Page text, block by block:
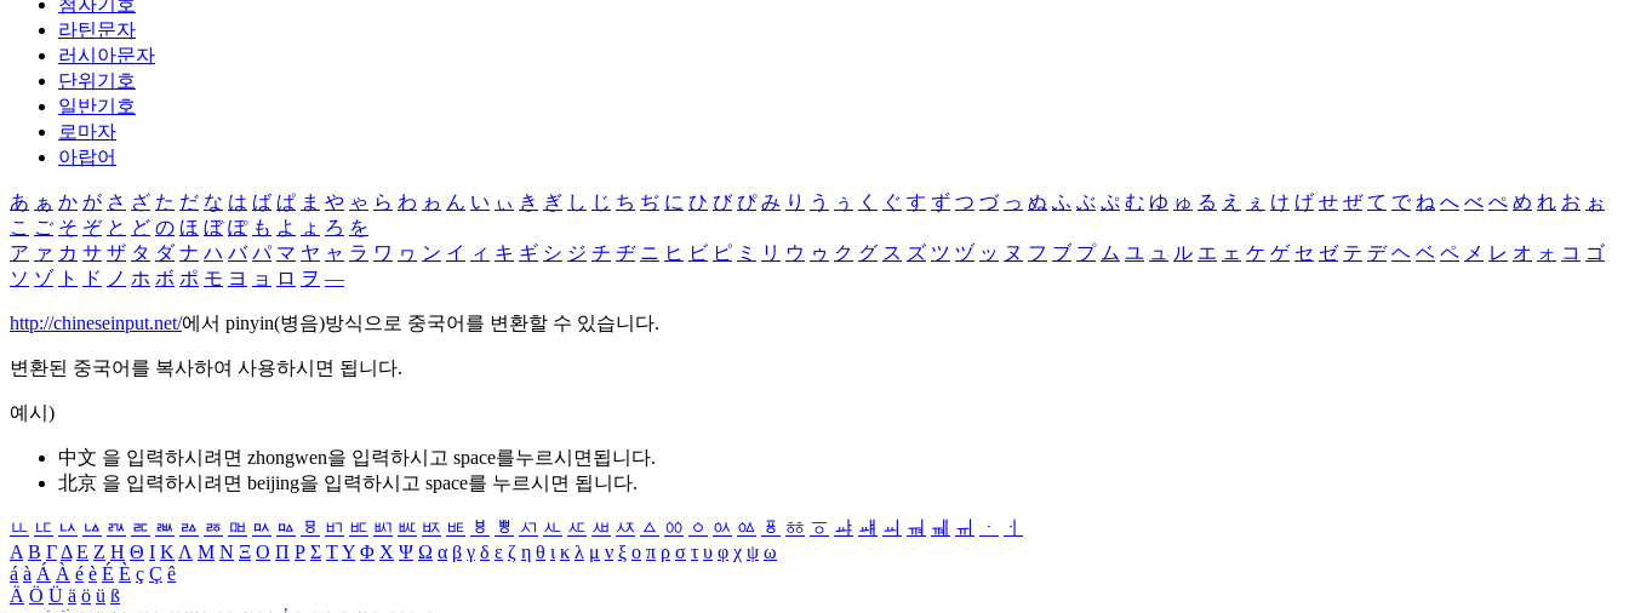
첨자기호
라틴문자
러시아문자
단위기호
일반기호
로마자
아랍어
あ ぁ か が さ ざ た だ な は ば ぱ ま や ゃ ら わ ゎ ん い ぃ き ぎ し じ ち ぢ に ひ び ぴ み り う ぅ く ぐ す ず つ づ っ ぬ ふ ぶ ぷ む ゆ ゅ る え ぇ け げ せ ぜ て で ね へ べ ぺ め れ お ぉ
こ ご そ ぞ と ど の ほ ぼ ぽ も よ ょ ろ を
ア ァ カ サ ザ タ ダ ナ ハ バ パ マ ヤ ャ ラ ワ ヮ ン イ ィ キ ギ シ ジ チ ヂ ニ ヒ ビ ピ ミ リ ウ ゥ ク グ ス ズ ツ ヅ ッ ヌ フ ブ プ ム ユ ュ ル エ ェ ケ ゲ セ ゼ テ デ ヘ ベ ペ メ レ オ ォ コ ゴ
ソ ゾ ト ド ノ ホ ボ ポ モ ヨ ョ ロ ヲ ―
http://chineseinput.net/에서 pinyin(병음)방식으로 중국어를 변환할 수 있습니다.
변환된 중국어를 복사하여 사용하시면 됩니다.
예시)
中文 을 입력하시려면 zhongwen을 입력하시고 space를누르시면됩니다.
北京 을 입력하시려면 beijing을 입력하시고 space를 누르시면 됩니다.
ㅥ ㅦ ㅧ ㅨ ㅩ ㅪ ㅫ ㅬ ㅭ ㅮ ㅯ ㅰ ㅱ ㅲ ㅳ ㅴ ㅵ ㅶ ㅷ ㅸ ㅹ ㅺ ㅻ ㅼ ㅽ ㅾ ㅿ ㆀ ㆁ ㆂ ㆃ ㆄ ㆅ ㆆ ㆇ ㆈ ㆉ ㆊ ㆋ ㆌ ㆍ
ㆎ
Α Β ΓΔ Ε Ζ Η Θ Ι ΚΛ Μ Ν Ξ Ο Π Ρ Σ ΤΥ Φ Χ Ψ Ω α β γ δ ε ζ η θ ι κ λ μ ν ξ ο π ρ σ τ υ φ χ ψ ω
á à Á À é è É È ç Ç ê
Ä Ö Ü ä ö ü ß